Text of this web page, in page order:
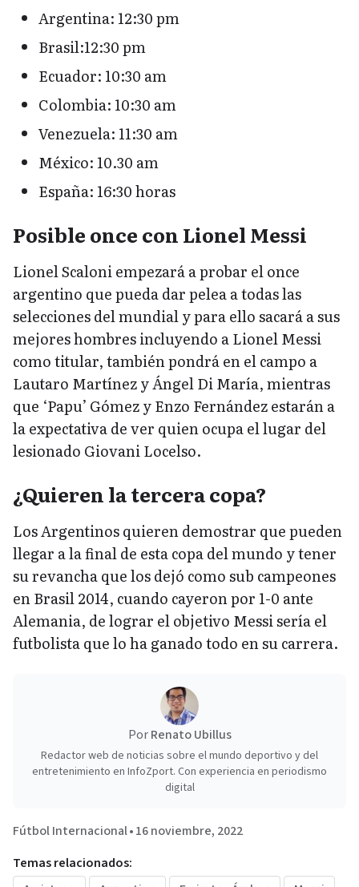
Argentina: 12:30 pm
Brasil:12:30 pm
Ecuador: 10:30 am
Colombia: 10:30 am
Venezuela: 11:30 am
México: 10.30 am
España: 16:30 horas
Posible once con Lionel Messi
Lionel Scaloni empezará a probar el once
argentino que pueda dar pelea a todas las
selecciones del mundial y para ello sacará a sus
mejores hombres incluyendo a Lionel Messi
como titular, también pondrá en el campo a
Lautaro Martínez y Ángel Di María, mientras
que ‘Papu’ Gómez y Enzo Fernández estarán a
la expectativa de ver quien ocupa el lugar del
lesionado Giovani Locelso.
¿Quieren la tercera copa?
Los Argentinos quieren demostrar que pueden
llegar a la final de esta copa del mundo y tener
su revancha que los dejó como sub campeones
en Brasil 2014, cuando cayeron por 1-0 ante
Alemania, de lograr el objetivo Messi sería el
futbolista que lo ha ganado todo en su carrera.
PorRenato Ubillus
Redactor web de noticias sobre el mundo deportivo y del
entretenimiento en InfoZport. Con experiencia en periodismo
digital
Fútbol Internacional•16 noviembre, 2022
Temas relacionados: